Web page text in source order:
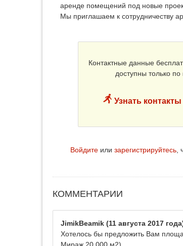
аренде помещений под новые
Мы приглашаем к сотрудничеству
Контактные данные
доступны только по
Узнать
Войдите или зарегистрируйтесь,
КОММЕНТАРИИ
JimikBeamik (11 августа 2017
Хотелось бы предложить Вам
Мираж 20 000 м2)